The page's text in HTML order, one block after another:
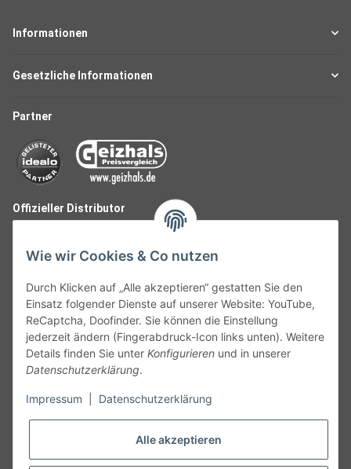
Informationen
Gesetzliche Informationen
Partner
Offizieller Distributor
Follow Us
Wie wir Cookies & Co nutzen
Durch Klicken auf „Alle akzeptieren“ gestatten Sie den
Einsatz folgender Dienste auf unserer Website: YouTube,
ReCaptcha, Doofinder. Sie können die Einstellung
jederzeit ändern (Fingerabdruck-Icon links unten). Weitere
Details finden Sie unter Konfigurieren und in unserer
Datenschutzerklärung.
Impressum Datenschutzerklärung
Alle akzeptieren